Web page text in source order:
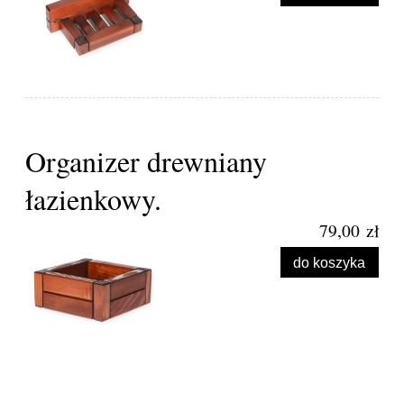
Organizer drewniany
łazienkowy.
79,00 zł
do koszyka